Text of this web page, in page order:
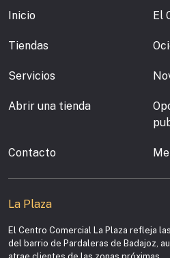
Inicio El
Tiendas
Servicios
Abrir una tienda
Contacto
La Plaza
El Centro Comercial La Plaza refleja
del barrio de Pardaleras de Badajoz,